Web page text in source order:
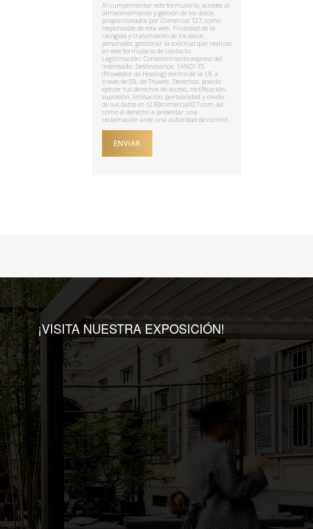
Al cumplimentar este formulario, accedes al
almacenamiento y gestión de los datos
proporcionados por Comercial T27, como
responsable de esta web. Finalidad de la
recogida y tratamiento de los datos
personales: gestionar la solicitud que realizas
en este formulario de contacto.
Legitimación: Consentimiento expreso del
interesado. Destinatarios: 1AND1.ES
(Proveedor de Hosting) dentro de la UE a
través de SSL de Thawte. Derechos: podrás
ejercer tus derechos de acceso, rectificación,
supresión, limitación, portabilidad y olvido
de sus datos en t27@comercialt27.com así
como el derecho a presentar una
reclamación ante una autoridad de control.
¡VISITA NUESTRA EXPOSICIÓN!